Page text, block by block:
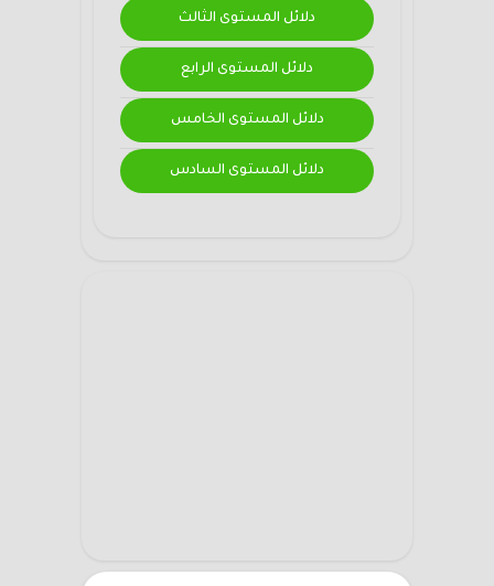
دلائل المستوى الثالث
دلائل المستوى الرابع
دلائل المستوى الخامس
دلائل المستوى السادس